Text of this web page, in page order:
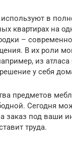
в
квартирах на
–
В их роли
из атласа
у себя
предметов
Сегодня
заказ под ваши
труда.